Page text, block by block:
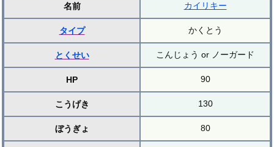
名前 カイリキー
タイプ かくとう
とくせい こんじょう or ノーガード
HP 90
こうげき 130
ぼうぎょ 80